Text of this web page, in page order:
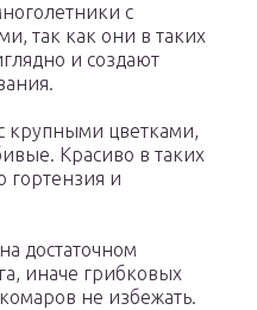
с
так как они в таких
и создают
крупными цветками,
Красиво в таких
гортензия и
достаточном
иначе грибковых
не избежать.